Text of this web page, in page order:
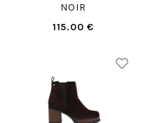
NOIR
115.00 €